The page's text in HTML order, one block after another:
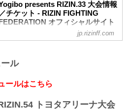
presents RIZIN.33 大会情報
／チケット - RIZIN FIGHTING
オフィシャルサイト
日時
定）/ 14:00開始（予定）
FFオフィシャルサイトにてご案内
jp.rizinff.com
ル
ールはこちら
トヨタアリーナ大会